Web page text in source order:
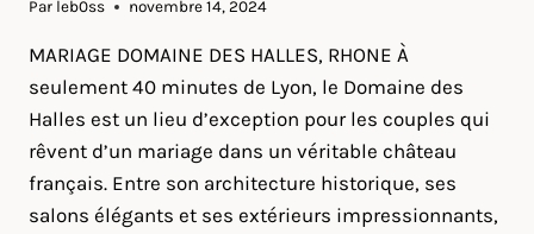
Par leb0ss novembre 14, 2024
MARIAGE DOMAINE DES HALLES, RHONE À
seulement 40 minutes de Lyon, le Domaine des
Halles est un lieu d’exception pour les couples qui
rêvent d’un mariage dans un véritable château
français. Entre son architecture historique, ses
salons élégants et ses extérieurs impressionnants,